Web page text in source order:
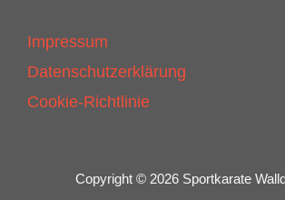
Impressum
Datenschutzerklärung
Cookie-Richtlinie
Copyright © 2026 Sportkarate